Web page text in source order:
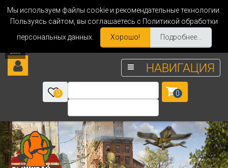
Мы используем файлы cookie и рекомендательные технологии.
Пользуясь сайтом, вы соглашаетесь с Политикой обработки
персональных данных.
Хорошо! Подробнее...
НАВИГАЦИЯ
0 0